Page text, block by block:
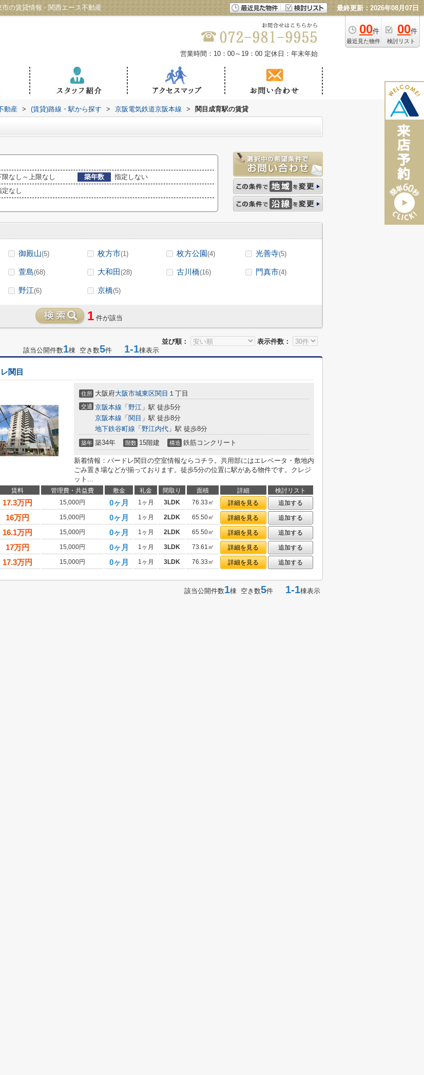
の賃貸情報 - 関西エース不動産 最終更新：2026年08月07日
00件
最近見た物件
00件
検討リスト
営業時間：10：00～19：00 定休日：年末年始
動産 > (賃貸)路線・駅から探す > 京阪電気鉄道京阪本線 > 関目成育駅の賃貸
限なし～上限なし 築年数
指定しない
定なし
御殿山(5) 枚方市(1) 枚方公園(4) 光善寺(5)
萱島(68) 大和田(28) 古川橋(16) 門真市(4)
野江(6) 京橋(5)
1 件が該当
並び順：
表示件数：
該当公開件数1棟 空き数5件 1-1棟表示
関目
住所 大阪府大阪市城東区関目 １丁目
交通 京阪本線 「 野江 」駅 徒歩5分
京阪本線 「 関目 」駅 徒歩8分
地下鉄谷町線 「 野江内代 」駅 徒歩8分
築年 築34年 階数 15階建 構造 鉄筋コンクリート
新着情報：パードレ関目の空室情報ならコチラ。共用部にはエレベータ・敷地内
ごみ置き場などが揃っております。徒歩5分の位置に駅がある物件です。クレジ
ット...
賃料 管理費・共益費 敷金 礼金 間取り 面積 詳細
検討リスト
17.3万円 15,000円 0ヶ月 1ヶ月 3LDK 76.33㎡ 詳細を見る
追加する
16万円 15,000円 0ヶ月 1ヶ月 2LDK 65.50㎡ 詳細を見る
追加する
16.1万円 15,000円 0ヶ月 1ヶ月 2LDK 65.50㎡ 詳細を見る
追加する
17万円 15,000円 0ヶ月 1ヶ月 3LDK 73.61㎡ 詳細を見る
追加する
17.3万円 15,000円 0ヶ月 1ヶ月 3LDK 76.33㎡ 詳細を見る 追加する
該当公開件数1棟 空き数5件 1-1棟表示